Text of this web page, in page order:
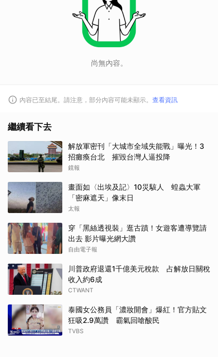
尚無內容。
內容已至結尾。請注意，部分內容可能未顯示。 查看資訊
繼續看下去
解放軍密刊「大城市全域失能戰」曝光！3
招癱瘓台北 摧毀台灣人逼投降
鏡報
畫面如〈出埃及記〉10災駭人 蝗蟲大軍
「密麻遮天」像末日
太報
穿「黑絲透視裝」逛古蹟！女遊客遭導覽請
出去 影片曝光網大讚
自由電子報
川普政府退還1千億美元稅款 占解放日關稅
收入約6成
CTWANT
泰國女公務員「濃妝開會」爆紅！官方貼文
狂吸2.9萬讚 霸氣回嗆酸民
TVBS
取消